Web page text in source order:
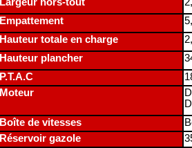
Empattement
Hauteur totale en charge
Hauteur plancher
P.T.A.C
Moteur
Boîte de vitesses
Réservoir gazole